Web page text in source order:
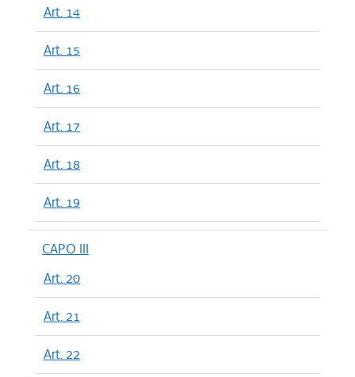
Art. 14
Art. 15
Art. 16
Art. 17
Art. 18
Art. 19
CAPO III
Art. 20
Art. 21
Art. 22